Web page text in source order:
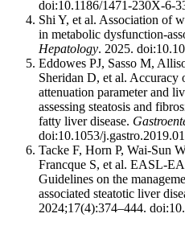
doi:10.1186/1471-230X-6-
Shi Y, et al. Association of
in metabolic dysfunction-
Hepatology. 2025.
Eddowes PJ, Sasso M,
Sheridan D, et al. Accuracy
attenuation parameter and
assessing steatosis and
fatty liver disease.
doi:10.1053/
Tacke F, Horn P, Wai-Sun
Francque S, et al. EASL-
Guidelines on the
associated steatotic liver
2024;17(4):374–444.